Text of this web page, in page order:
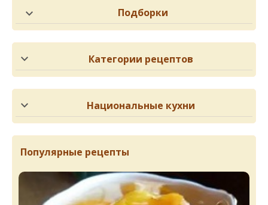
Подборки
Категории рецептов
Национальные кухни
Популярные рецепты